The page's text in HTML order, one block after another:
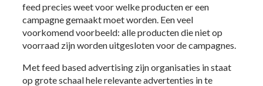
feed precies weet voor welke producten er een
campagne gemaakt moet worden. Een veel
voorkomend voorbeeld: alle producten die niet op
voorraad zijn worden uitgesloten voor de campagnes.
Met feed based advertising zijn organisaties in staat
op grote schaal hele relevante advertenties in te